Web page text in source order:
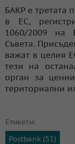
БАКР е третата
в ЕС,
1060/2009 на
Съвета.
важат в целия
тези на
орган за
териториални
Етикети:
Postbank (51)